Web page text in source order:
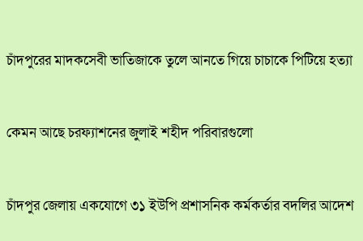
চাঁদপুরের মাদকসেবী ভাতিজাকে তুলে আনতে গিয়ে চাচাকে পিটিয়ে হত্যা
কেমন আছে চরফ্যাশনের জুলাই শহীদ পরিবারগুলো
চাঁদপুর জেলায় একযোগে ৩১ ইউপি প্রশাসনিক কর্মকর্তার বদলির আদেশ